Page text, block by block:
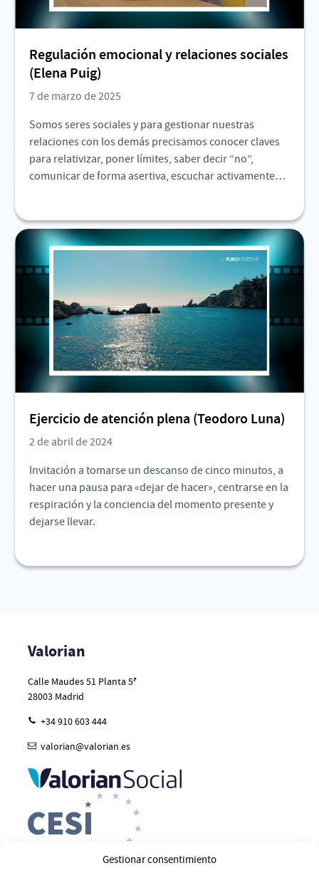
Gestionar consentimiento
Regulación emocional y relaciones sociales
(Elena Puig)
7 de marzo de 2025
Somos seres sociales y para gestionar nuestras
relaciones con los demás precisamos conocer claves
para relativizar, poner límites, saber decir “no”,
comunicar de forma asertiva, escuchar activamente…
Ejercicio de atención plena (Teodoro Luna)
2 de abril de 2024
Invitación a tomarse un descanso de cinco minutos, a
hacer una pausa para «dejar de hacer», centrarse en la
respiración y la conciencia del momento presente y
dejarse llevar.
Valorian
Calle Maudes 51 Planta 5ª
28003 Madrid
+34 910 603 444
valorian@valorian.es